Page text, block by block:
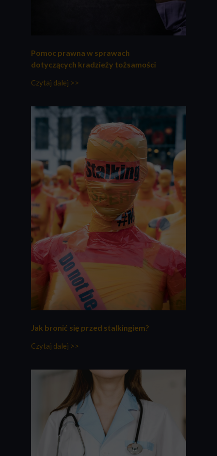
Pomoc prawna w sprawach
dotyczących kradzieży tożsamości
Czytaj dalej >>
Jak bronić się przed stalkingiem?
Czytaj dalej >>